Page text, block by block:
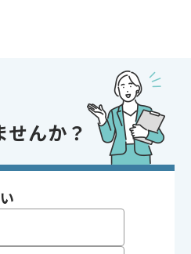
す！まずはお気軽にご相談ください！
せんか？